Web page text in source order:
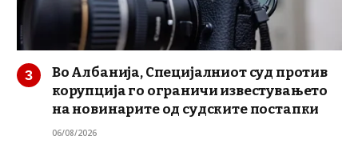
Во Албанија, Специјалниот суд против
корупција го ограничи известувањето
на новинарите од судските постапки
06/08/2026